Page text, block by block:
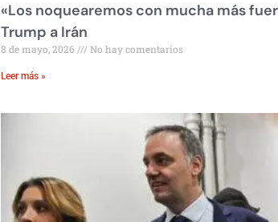
«Los noquearemos con mucha más
Trump a Irán
8 de mayo, 2026 No hay comentarios
Leer más »